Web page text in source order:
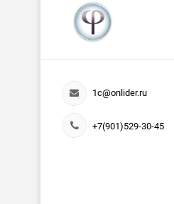
1c@onlider.ru
+7(901)529-30-45